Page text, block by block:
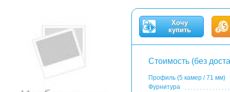
Хочу
купить
Стоимость (без
Профиль (5 камер / 71 мм)
Фурнитура